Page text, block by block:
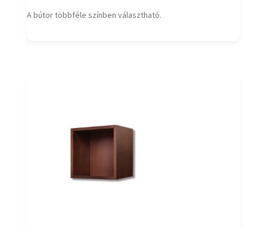
A bútor többféle színben választható.